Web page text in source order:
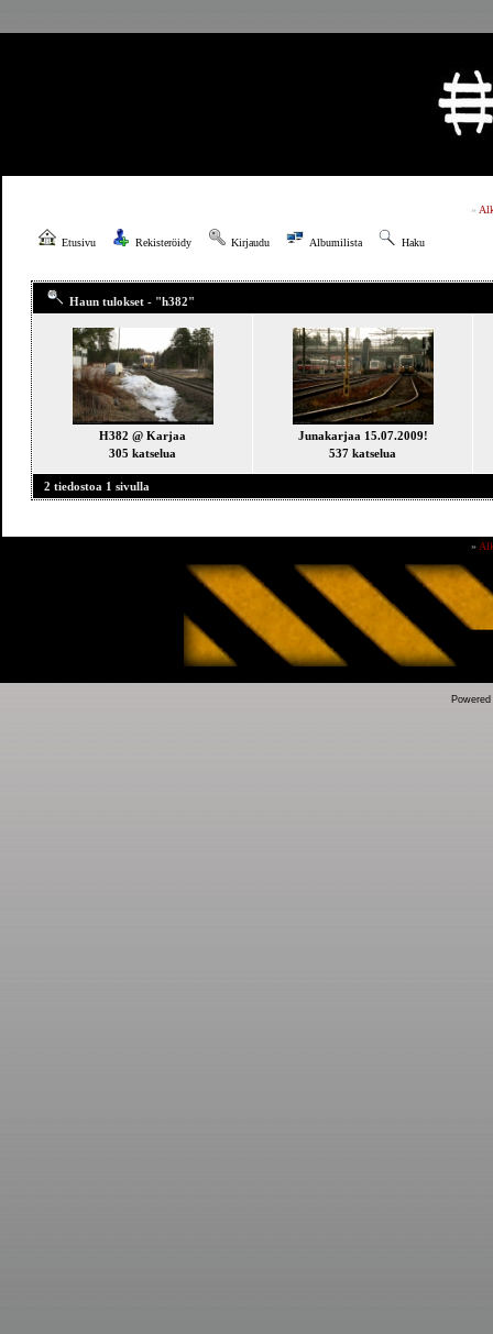
»
Etusivu Rekisteröidy Kirjaudu Albumilista Haku
Haun tulokset - "h382"
H382 @ Karjaa
305 katselua
Junakarjaa 15.07.2009!
537 katselua
2 tiedostoa 1 sivulla
»